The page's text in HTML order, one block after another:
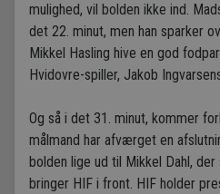
mulighed, vil bolden ikke ind.
det 22. minut, men han sparker
Mikkel Hasling hive en god
Hvidovre-spiller, Jakob
Og så i det 31. minut, kommer
målmand har afværget en
bolden lige ud til Mikkel Dahl,
bringer HIF i front. HIF holder